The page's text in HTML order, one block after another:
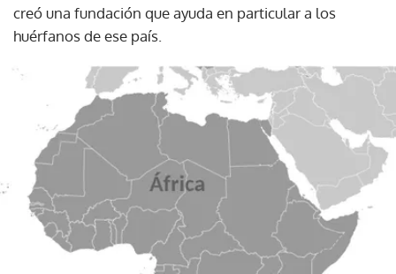
creó una fundación que ayuda en particular a los
huérfanos de ese país.